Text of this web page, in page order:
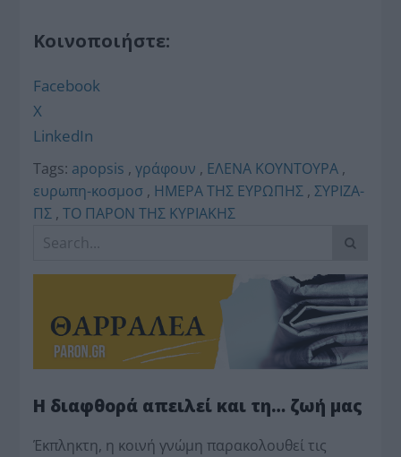
Κοινοποιήστε:
Facebook
X
LinkedIn
Tags: apopsis ,γράφουν , ΕΛΕΝΑ ΚΟΥΝΤΟΥΡΑ ,
ευρωπη-κοσμοσ , ΗΜΕΡΑ ΤΗΣ ΕΥΡΩΠΗΣ ,ΣΥΡΙΖΑ-
ΠΣ ,ΤΟ ΠΑΡΟΝ ΤΗΣ ΚΥΡΙΑΚΗΣ
Η διαφθορά απειλεί και τη… ζωή μας
Έκπληκτη, η κοινή γνώμη παρακολουθεί τις